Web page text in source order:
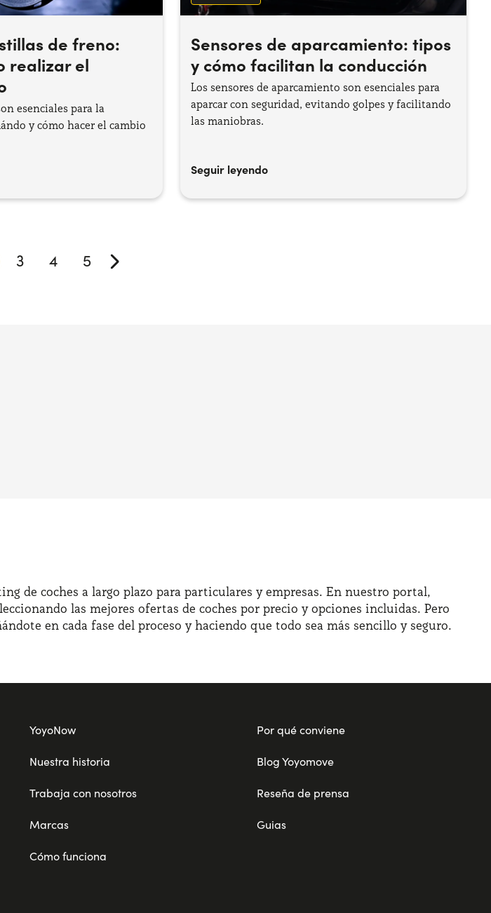
de freno:
realizar el
esenciales para la
y cómo hacer el cambio
Sensores de aparcamiento: tipos
y cómo facilitan la conducción
Los sensores de aparcamiento son esenciales para
aparcar con seguridad, evitando golpes y facilitando
las maniobras.
Seguir leyendo
3 4 5
de coches a largo plazo para particulares y empresas. En nuestro portal,
las mejores ofertas de coches por precio y opciones incluidas. Pero
en cada fase del proceso y haciendo que todo sea más sencillo y seguro.
YoyoNow
Nuestra historia
Trabaja con nosotros
Marcas
Cómo funciona
Por qué conviene
Blog Yoyomove
Reseña de prensa
Guias